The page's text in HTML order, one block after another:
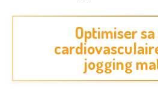
Optimiser
jogging